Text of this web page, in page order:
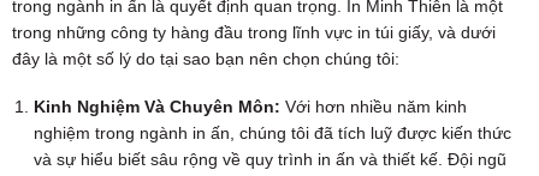
trong ngành in ấn là quyết định quan trọng. In Minh Thiên là một
trong những công ty hàng đầu trong lĩnh vực in túi giấy, và dưới
đây là một số lý do tại sao bạn nên chọn chúng tôi:
Kinh Nghiệm Và Chuyên Môn: Với hơn nhiều năm kinh
nghiệm trong ngành in ấn, chúng tôi đã tích luỹ được kiến thức
và sự hiểu biết sâu rộng về quy trình in ấn và thiết kế. Đội ngũ